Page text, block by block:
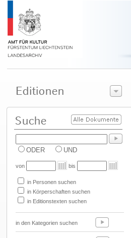
ODER UND
von bis
in Personen suchen
in Körperschaften suchen
in Editionstexten suchen
in den Kategorien suchen